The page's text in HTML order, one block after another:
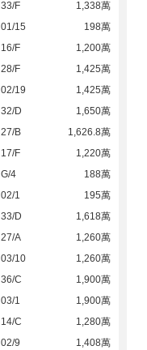
33/F
1,338萬
01/15
198萬
16/F
1,200萬
28/F
1,425萬
02/19
1,425萬
32/D
1,650萬
27/B
1,626.8萬
17/F
1,220萬
G/4
188萬
02/1
195萬
33/D
1,618萬
27/A
1,260萬
03/10
1,260萬
36/C
1,900萬
03/1
1,900萬
14/C
1,280萬
02/9
1,408萬